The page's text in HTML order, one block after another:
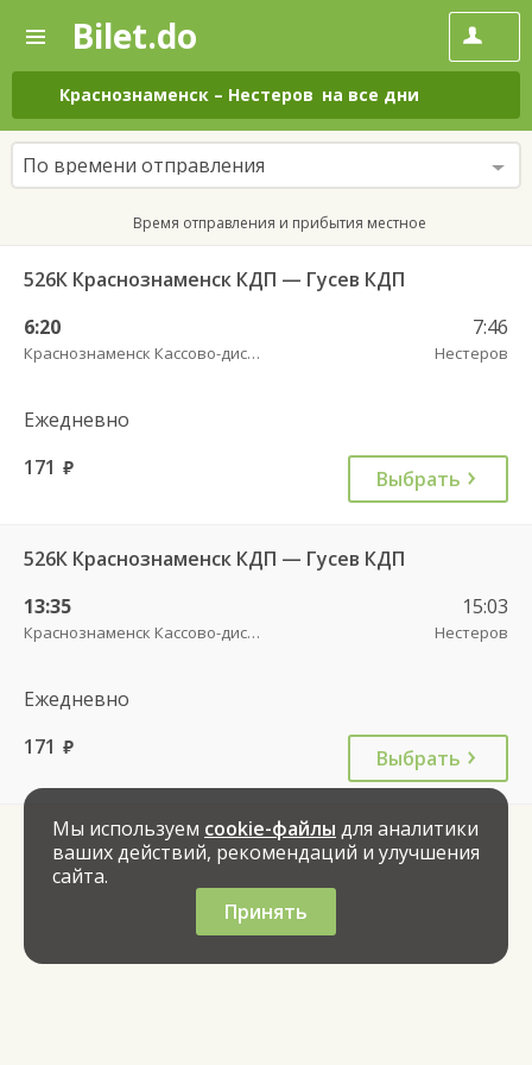
—
Поиск
и
покупка
билетов
на
автобус
онлайн
Bilet.do
Краснознаменск – Нестеров на все дни
По времени отправления
Время отправления и прибытия местное
526К Краснознаменск КДП — Гусев КДП
6:20
Краснознаменск Кассово-диспетчерский пункт
7:46
Нестеров
Ежедневно
171 руб. Выбрать
526К Краснознаменск КДП — Гусев КДП
13:35
Краснознаменск Кассово-диспетчерский пункт
15:03
Нестеров
Ежедневно
171 руб. Выбрать
Мы используем cookie-файлы для аналитики
ваших действий, рекомендаций и улучшения
сайта.
Принять